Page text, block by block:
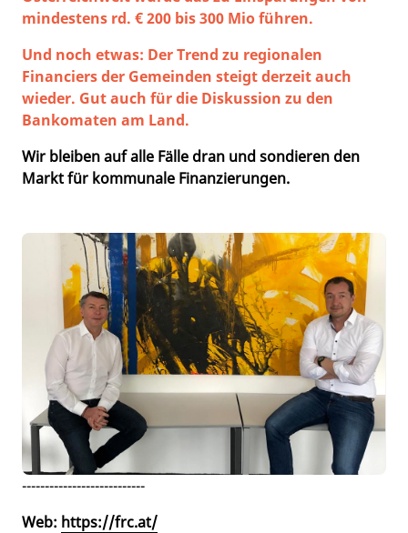
mindestens rd. € 200 bis 300 Mio führen.
Und noch etwas: Der Trend zu regionalen
Financiers der Gemeinden steigt derzeit auch
wieder. Gut auch für die Diskussion zu den
Bankomaten am Land.
Wir bleiben auf alle Fälle dran und sondieren den
Markt für kommunale Finanzierungen.
---------------------------
Web: https://frc.at/